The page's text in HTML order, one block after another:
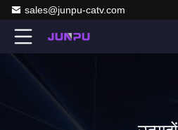
sales@junpu-catv.com